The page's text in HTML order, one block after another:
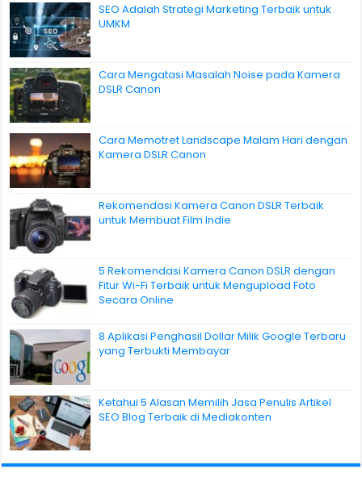
SEO Adalah Strategi Marketing Terbaik untuk
UMKM
Cara Mengatasi Masalah Noise pada Kamera
DSLR Canon
Cara Memotret Landscape Malam Hari dengan
Kamera DSLR Canon
Rekomendasi Kamera Canon DSLR Terbaik
untuk Membuat Film Indie
5 Rekomendasi Kamera Canon DSLR dengan
Fitur Wi-Fi Terbaik untuk Mengupload Foto
Secara Online
8 Aplikasi Penghasil Dollar Milik Google Terbaru
yang Terbukti Membayar
Ketahui 5 Alasan Memilih Jasa Penulis Artikel
SEO Blog Terbaik di Mediakonten